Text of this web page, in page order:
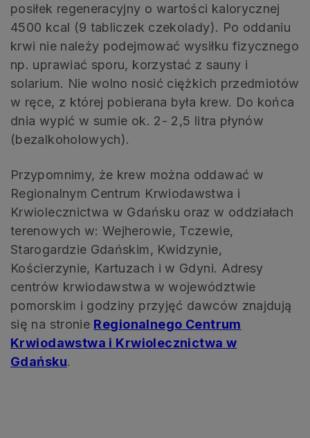
posiłek regeneracyjny o wartości kalorycznej
4500 kcal (9 tabliczek czekolady). Po oddaniu
krwi nie należy podejmować wysiłku fizycznego
np. uprawiać sporu, korzystać z sauny i
solarium. Nie wolno nosić ciężkich przedmiotów
w ręce, z której pobierana była krew. Do końca
dnia wypić w sumie ok. 2- 2,5 litra płynów
(bezalkoholowych).
Przypomnimy, że krew można oddawać w
Regionalnym Centrum Krwiodawstwa i
Krwiolecznictwa w Gdańsku oraz w oddziałach
terenowych w: Wejherowie, Tczewie,
Starogardzie Gdańskim, Kwidzynie,
Kościerzynie, Kartuzach i w Gdyni. Adresy
centrów krwiodawstwa w województwie
pomorskim i godziny przyjęć dawców znajdują
się na stronie Regionalnego Centrum
Krwiodawstwa i Krwiolecznictwa w
Gdańsku.